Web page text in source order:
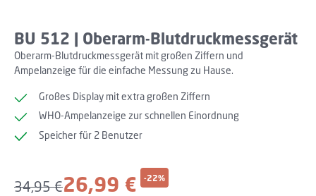
BU 512 | Oberarm-Blutdruckmessgerät
Oberarm-Blutdruckmessgerät mit großen Ziffern und
Ampelanzeige für die einfache Messung zu Hause.
Großes Display mit extra großen Ziffern
WHO-Ampelanzeige zur schnellen Einordnung
Speicher für 2 Benutzer
26,99 € -22%
Regulärer Preis:
34,95 €